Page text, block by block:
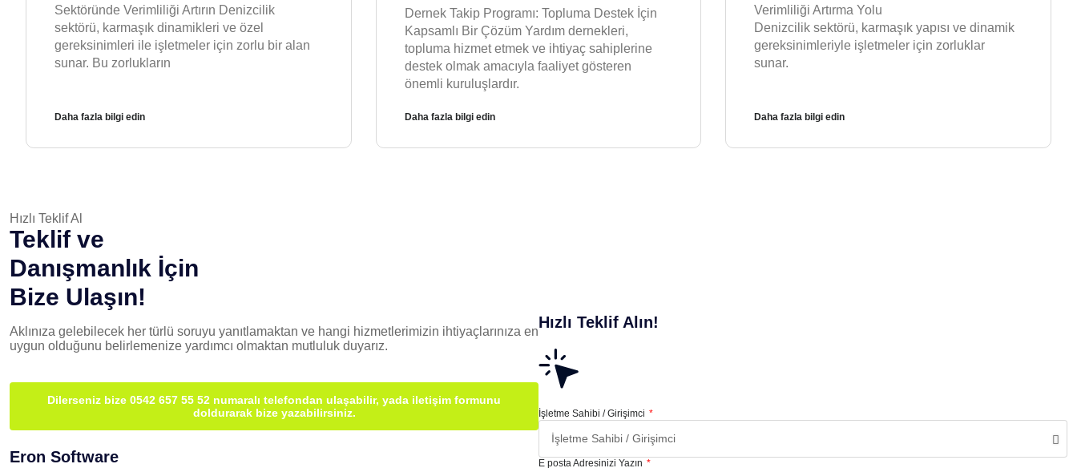
Sektöründe Verimliliği Artırın Denizcilik
sektörü, karmaşık dinamikleri ve özel
gereksinimleri ile işletmeler için zorlu bir alan
sunar. Bu zorlukların
Daha fazla bilgi edin
Dernek Takip Programı: Topluma Destek İçin
Kapsamlı Bir Çözüm Yardım dernekleri,
topluma hizmet etmek ve ihtiyaç sahiplerine
destek olmak amacıyla faaliyet gösteren
önemli kuruluşlardır.
Daha fazla bilgi edin
Verimliliği Artırma Yolu
Denizcilik sektörü, karmaşık yapısı ve dinamik
gereksinimleriyle işletmeler için zorluklar
sunar.
Daha fazla bilgi edin
Hızlı Teklif Al
Teklif ve
Danışmanlık İçin
Bize Ulaşın!
Aklınıza gelebilecek her türlü soruyu yanıtlamaktan ve hangi hizmetlerimizin ihtiyaçlarınıza en
uygun olduğunu belirlemenize yardımcı olmaktan mutluluk duyarız.
Dilerseniz bize 0542 657 55 52 numaralı telefondan ulaşabilir, yada iletişim formunu
doldurarak bize yazabilirsiniz.
Eron Software
Hızlı Teklif Alın!
İşletme Sahibi / Girişimci
E posta Adresinizi Yazın